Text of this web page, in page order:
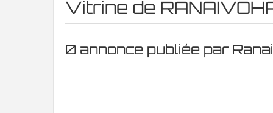
Vitrine de
0 annonce publiée par